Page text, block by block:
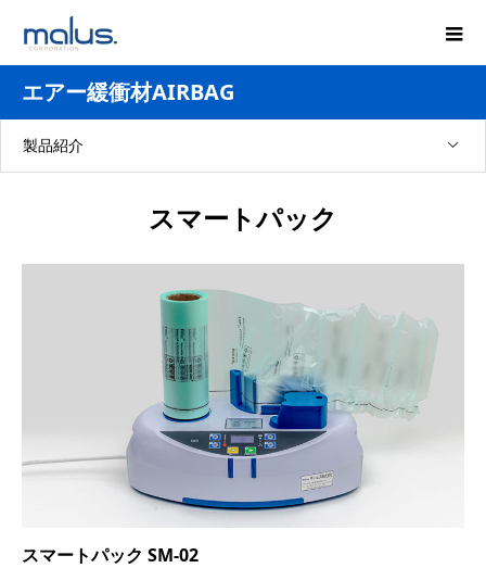
エアー緩衝材AIRBAG
製品紹介
スマートパック
スマートパック SM-02